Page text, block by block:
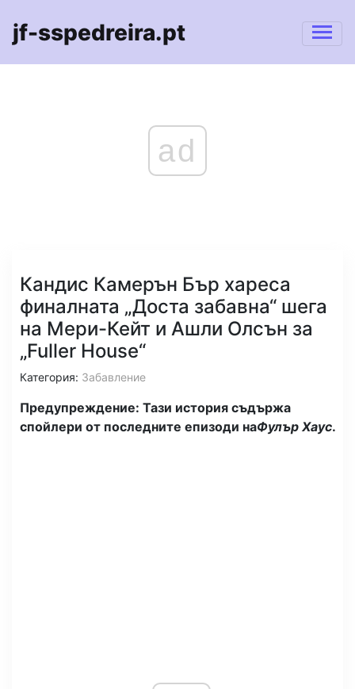
jf-sspedreira.pt
ad
Кандис Камерън Бър хареса
финалната „Доста забавна“ шега
на Мери-Кейт и Ашли Олсън за
„Fuller House“
Категория: Забавление
Предупреждение: Тази история съдържа
спойлери от последните епизоди наФулър Хаус.